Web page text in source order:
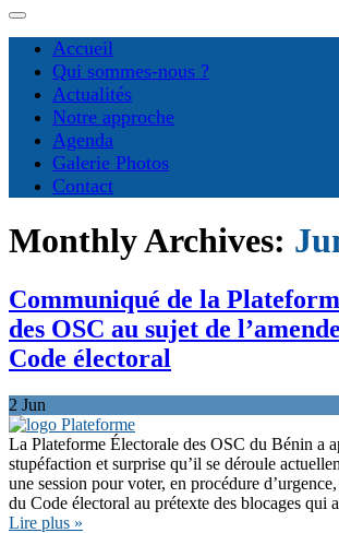
Accueil
Qui sommes-nous ?
Actualités
Notre approche
Agenda
Galerie Photos
Contact
Monthly Archives:
Communiqué de la
des OSC au sujet de
Code électoral
2 Jun
La Plateforme Électorale des OSC du Bénin a
stupéfaction et surprise qu’il se déroule
une session pour voter, en procédure
du Code électoral au prétexte des blocages qui
Lire plus »